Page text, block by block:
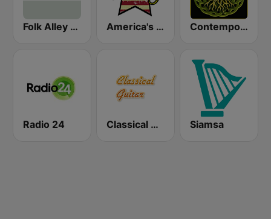
Folk Alley - Irish America's Country Contemporary Celtic
Radio 24 Classical Guitar Siamsa